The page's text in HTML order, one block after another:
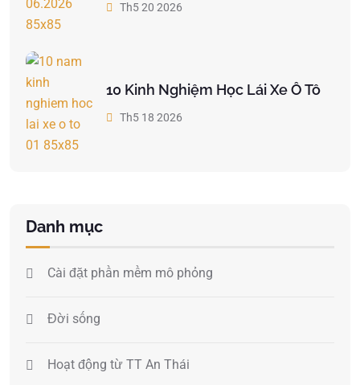
Th5 20 2026
10 Kinh Nghiệm Học Lái Xe Ô Tô
Th5 18 2026
Danh mục
Cài đặt phần mềm mô phỏng
Đời sống
Hoạt động từ TT An Thái